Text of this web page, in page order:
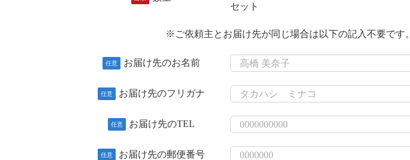
セット
※ご依頼主とお届け先が同じ場合は以下の記入不要です。
任意 お届け先のお名前
任意 お届け先のフリガナ
任意 お届け先のTEL
任意 お届け先の郵便番号